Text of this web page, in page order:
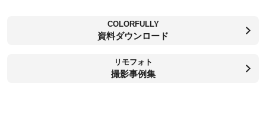
COLORFULLY
資料ダウンロード
リモフォト
撮影事例集